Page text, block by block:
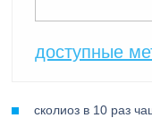
доступные
сколиоз в 10 раз